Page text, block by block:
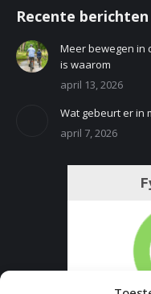
Recente berichten
Meer bewegen in
is waarom
april 13, 2026
Wat gebeurt er in
april 7, 2026